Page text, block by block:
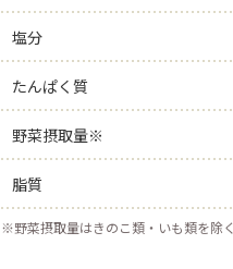
塩分
たんぱく質
野菜摂取量※
脂質
※野菜摂取量はきのこ類・いも類を除く